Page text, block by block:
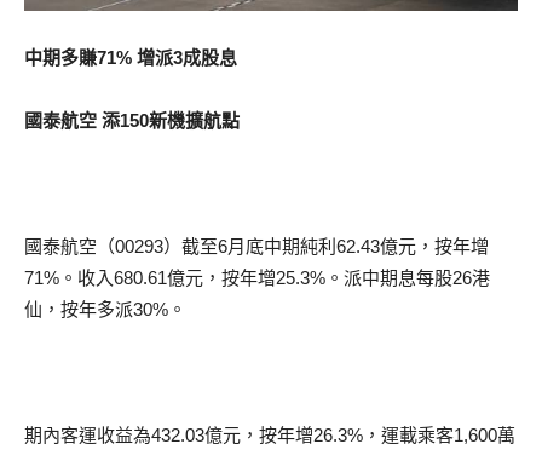
中期多賺71% 增派3成股息
國泰航空 添150新機擴航點
國泰航空（00293）截至6月底中期純利62.43億元，按年增
71%。收入680.61億元，按年增25.3%。派中期息每股26港
仙，按年多派30%。
期內客運收益為432.03億元，按年增26.3%，運載乘客1,600萬